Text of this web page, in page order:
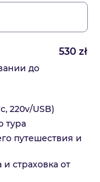
530 zł
до
220v/USB)
тура
путешествия и
страховка от